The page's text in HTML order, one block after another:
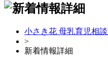
小さき花 母乳育児相
>
新着情報詳細